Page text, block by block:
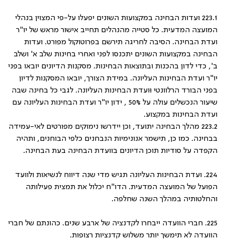
223.1 ועדות הבחינה במקצועות השונים יפעלו על-פי המצוין בנהלי
המועצה המדעית. כל סטייה מהנהלים תחייב אישור מראש של יו"ר
ועדת הבחינה. הסיבה לחריגה תירשם בפרוטוקול מפורט. ועדות
הבחינה במקצועות השונים יתכנסו לפני ואחרי בחינות שלב א' ושלב
ב', כדי לדון בהכנות ובתוצאות הבחינות. מסקנות הדיונים יובאו בפני
יו"ר ועדת הבחינות העליונה. במידת הצורך, יובאו המסקנות לדיון
בפני הבורד הרלוונטי וּועדת הבחינות העליונה. לגבי כל בחינה שבה
שיעור הנכשלים עולה על 50% , ידון יו"ר ועדת הבחינות העליונה עם
ועדת הבחינות במקצוע.
223.2 מהלך הבחינה יתועד, וכן יידרשו נימוקים מפורטים לאי-עמידה
בבחינה. כמו כן, תישמר אנונימיות הנבחנים כלפי הבוחנים, ותהיה
הקפדה על סודיות תוכן הדיונים בוועדת הבחינה בעת הבחינה.
224. ועדת הבחינות העליונה תגיש מדי שנה דיווח לנשיאות ולוועד
הפועל של המועצה המדעית. הדו"ח יכלול את תמצית פעילותה
והחלטותיה במהלך השנה שחלפה.
225. חברי הוועדה ייבחרו לקדנציה של ארבע שנים. כהונתם של חברי
הוועדה לא תימשך יותר משלוש קדנציות רצופות.